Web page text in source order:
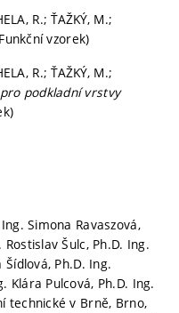
R.; ŤAŽKÝ, M.;
vzorek)
R.; ŤAŽKÝ, M.;
podkladní vrstvy
Simona Ravaszová,
Šulc, Ph.D. Ing.
Ph.D. Ing.
Klára Pulcová, Ph.D. Ing.
technické v Brně, Brno,